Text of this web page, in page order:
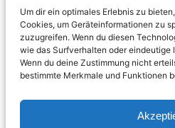
Um dir ein optimales Erlebnis zu
Cookies, um Geräteinformationen zu
zuzugreifen. Wenn du diesen
wie das Surfverhalten oder eindeutige
Wenn du deine Zustimmung nicht
bestimmte Merkmale und Funktionen
vonHP-Lernfreude
Schlagwörter: